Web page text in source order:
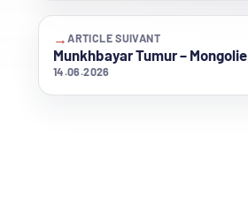
→ARTICLE SUIVANT
Munkhbayar Tumur – Mongolie
14.06.2026